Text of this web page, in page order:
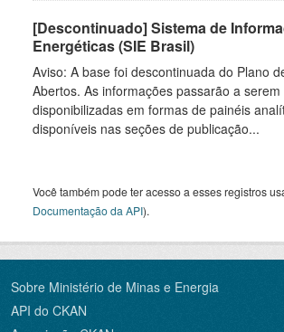
[Descontinuado] Sistema de
Energéticas (SIE Brasil)
Aviso: A base foi descontinuada do Plano
Abertos. As informações passarão a serem
disponibilizadas em formas de painéis
disponíveis nas seções de publicação...
Você também pode ter acesso a esses registros
Documentação da API).
Sobre Ministério de Minas e Energia
API do CKAN